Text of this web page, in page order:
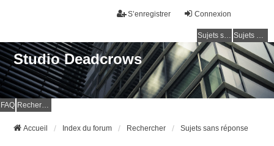
Connexion
S’enregistrer
Sujets sans réponse Sujets actifs
Studio Deadcrows
FAQ Rechercher
Accueil Index du forum Rechercher Sujets sans réponse